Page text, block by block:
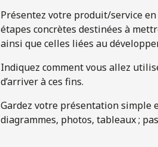
Présentez votre produit/service
étapes concrètes destinées à
ainsi que celles liées au
Indiquez comment vous allez
d’arriver à ces fins.
Gardez votre présentation
diagrammes, photos, tableaux ;